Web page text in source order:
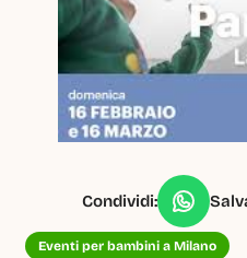
Condividi:
Eventi per bambini a Milano